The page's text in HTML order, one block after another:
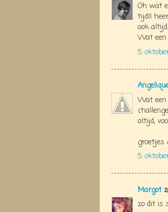
Oh wat
tijd!!
ook
Wat een
5
Wat een
altijd,
groetjes
5
Margot
zo dit is